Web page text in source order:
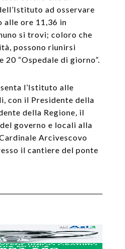
ad osservare
alle ore 11,36 in
si trovi; coloro che
possono riunirsi
“Ospedale di giorno”.
l’Istituto alle
con il Presidente della
della Regione, il
governo e locali alla
Arcivescovo
il cantiere del ponte